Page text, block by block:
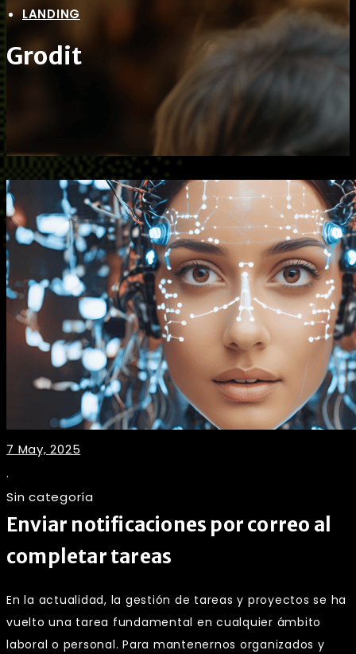
LANDING
Grodit
7 May, 2025
.
Sin categoría
Enviar notificaciones por correo al
completar tareas
En la actualidad, la gestión de tareas y proyectos se ha
vuelto una tarea fundamental en cualquier ámbito
laboral o personal. Para mantenernos organizados y